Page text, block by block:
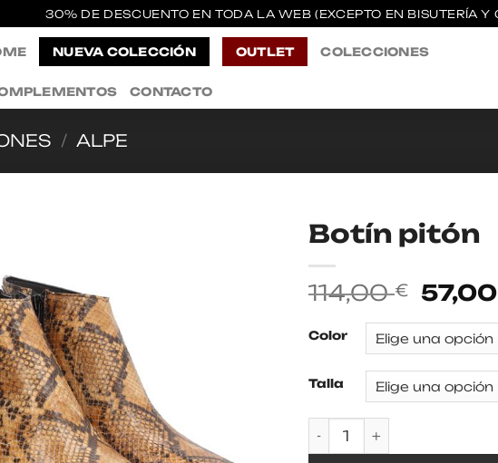
30% DE DESCUENTO EN TODA LA WEB (EXCEPTO EN BISUTERÍA Y
NUEVA COLECCIÓN OUTLET COLECCIONES
CONTACTO
/ ALPE
Botín pitón
114,00€
El
precio
original
era:
57,00
Color
Talla
Botín pitón cantidad